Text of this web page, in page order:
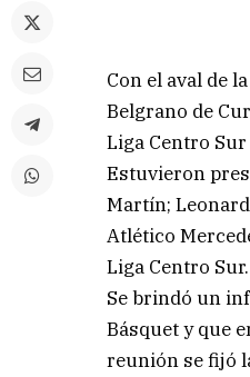
Con el aval de
Belgrano de
Liga Centro
Estuvieron
Martín;
Atlético
Liga Centro Sur.
Se brindó un
Básquet y que
reunión se fijó